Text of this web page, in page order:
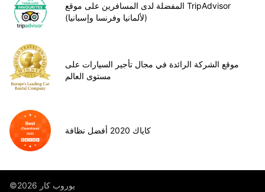
المفضلة لدى المسافرين على موقع TripAdvisor
(لألمانيا وفرنسا وإسبانيا)
موقع الشركة الرائدة في مجال تأجير السيارات على
مستوى العالم
كاياك 2020 أفضل نظافة
©يوروب كار 2026